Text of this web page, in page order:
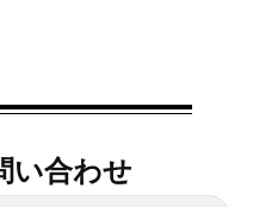
い合わせ